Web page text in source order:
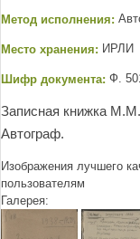
Метод исполнения:
Место хранения: ИРЛИ
Шифр документа: Ф.
Записная книжка
Автограф.
Изображения лучшего
пользователям
Галерея: